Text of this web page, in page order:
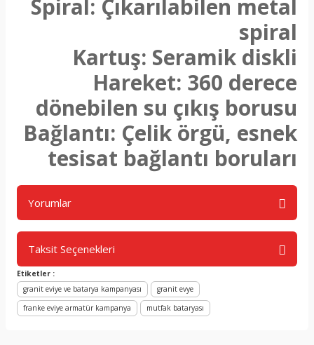
Spiral: Çıkarılabilen metal
spiral
Kartuş: Seramik diskli
Hareket: 360 derece
dönebilen su çıkış borusu
Bağlantı: Çelik örgü, esnek
tesisat bağlantı boruları
Yorumlar
Yorum Yaz
Taksit Seçenekleri
Etiketler :
granit eviye ve batarya kampanyası
granit evye
franke eviye armatür kampanya
mutfak bataryası